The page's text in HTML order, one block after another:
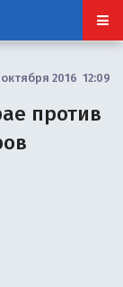
2016 12:09
против